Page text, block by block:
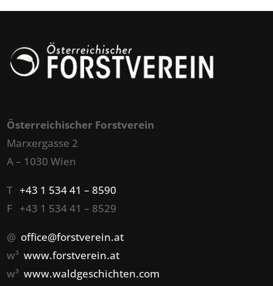
Österreichischer Forstverein
Marxergasse 2
A – 1030 Wien
T+43 1 534 41 – 8590
F +43 1 534 41 – 8529
@ office@forstverein.at
w³www.forstverein.at
w³www.waldgeschichten.com